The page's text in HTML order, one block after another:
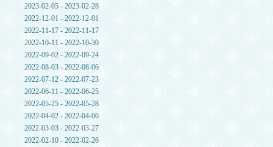
2023-02-05 - 2023-02-28
2022-12-01 - 2022-12-01
2022-11-17 - 2022-11-17
2022-10-11 - 2022-10-30
2022-09-02 - 2022-09-24
2022-08-03 - 2022-08-06
2022-07-12 - 2022-07-23
2022-06-11 - 2022-06-25
2022-05-25 - 2022-05-28
2022-04-02 - 2022-04-06
2022-03-03 - 2022-03-27
2022-02-10 - 2022-02-26